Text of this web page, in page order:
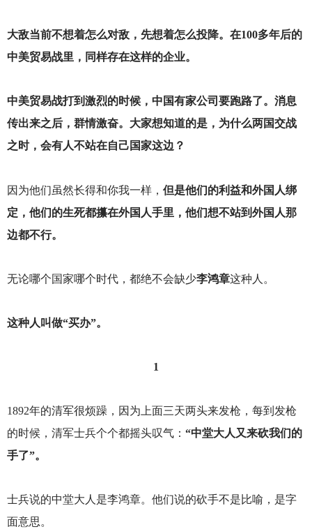
大敌当前不想着怎么对敌，先想着怎么投降。在100多年后的
中美贸易战里，同样存在这样的企业。
中美贸易战打到激烈的时候，中国有家公司要跑路了。消息
传出来之后，群情激奋。大家想知道的是，为什么两国交战
之时，会有人不站在自己国家这边？
因为他们虽然长得和你我一样， 但是他们的利益和外国人绑
定，他们的生死都攥在外国人手里，他们想不站到外国人那
边都不行。
无论哪个国家哪个时代，都绝不会缺少李鸿章这种人。
这种人叫做“买办”。
1
1892年的清军很烦躁，因为上面三天两头来发枪，每到发枪
的时候，清军士兵个个都摇头叹气： “中堂大人又来砍我们的
手了”。
士兵说的中堂大人是李鸿章。他们说的砍手不是比喻，是字
面意思。